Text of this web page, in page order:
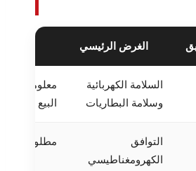
الغرض الرئيسي
السلامة الكهربائية
وسلامة البطاريات
معلومات
البيع
التوافق
الكهرومغناطيسي
مطلوب